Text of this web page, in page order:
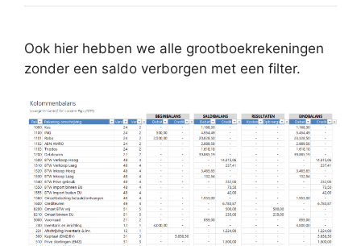
Ook hier hebben we alle grootboekrekeningen
zonder een saldo verborgen met een filter.